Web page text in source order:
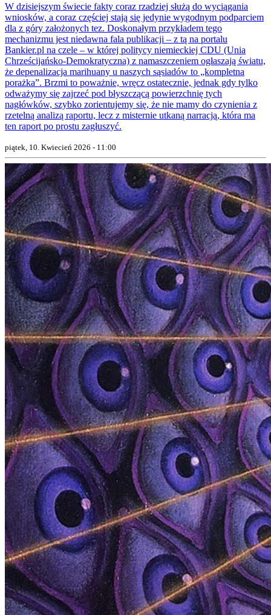
W dzisiejszym świecie fakty coraz rzadziej służą do wyciągania
wniosków, a coraz częściej stają się jedynie wygodnym podparciem
dla z góry założonych tez. Doskonałym przykładem tego
mechanizmu jest niedawna fala publikacji – z tą na portalu
Bankier.pl na czele – w której politycy niemieckiej CDU (Unia
Chrześcijańsko-Demokratyczna) z namaszczeniem ogłaszają światu,
że depenalizacja marihuany u naszych sąsiadów to „kompletna
porażka”. Brzmi to poważnie, wręcz ostatecznie, jednak gdy tylko
odważymy się zajrzeć pod błyszczącą powierzchnię tych
nagłówków, szybko zorientujemy się, że nie mamy do czynienia z
rzetelną analizą raportu, lecz z misternie utkaną narracją, która ma
ten raport po prostu zagłuszyć.
piątek, 10. Kwiecień 2026 - 11:00